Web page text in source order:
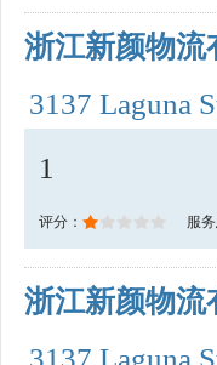
浙江新颜物流
3137 Laguna
1
评分： 服务
浙江新颜物流
3137 Laguna